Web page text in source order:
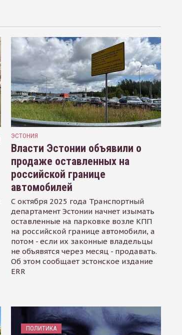
ЭСТОНИЯ
Власти Эстонии объявили о
продаже оставленных на
российской границе
автомобилей
С октября 2025 года Транспортный
департамент Эстонии начнет изымать
оставленные на парковке возле КПП
на российской границе автомобили, а
потом - если их законные владельцы
не объявятся через месяц - продавать.
Об этом сообщает эстонское издание
ERR
ПОЛИТИКА